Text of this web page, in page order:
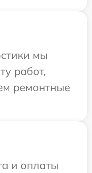
мы
работ,
ремонтные
и оплаты